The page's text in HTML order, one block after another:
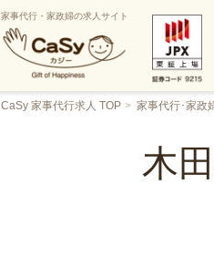
家事代行・家政婦の求人サイト
CaSy 家事代行求人 TOP 家事代行･家政
木